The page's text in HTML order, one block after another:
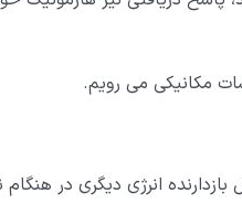
مکانیکی می رویم.
انرژی دیگری در